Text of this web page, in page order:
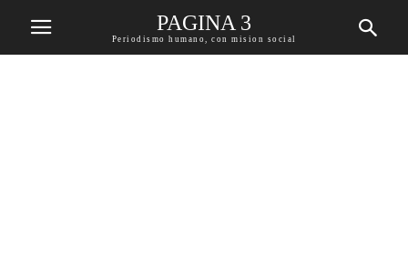
PAGINA 3
Periodismo humano, con mision social